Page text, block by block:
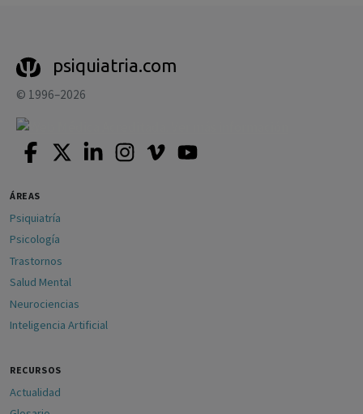
psiquiatria.com
© 1996–2026
ÁREAS
Psiquiatría
Psicología
Trastornos
Salud Mental
Neurociencias
Inteligencia Artificial
RECURSOS
Actualidad